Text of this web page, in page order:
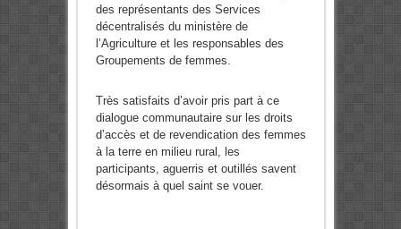
des représentants des Services
décentralisés du ministère de
l’Agriculture et les responsables des
Groupements de femmes.
Très satisfaits d’avoir pris part à ce
dialogue communautaire sur les droits
d’accès et de revendication des femmes
à la terre en milieu rural, les
participants, aguerris et outillés savent
désormais à quel saint se vouer.